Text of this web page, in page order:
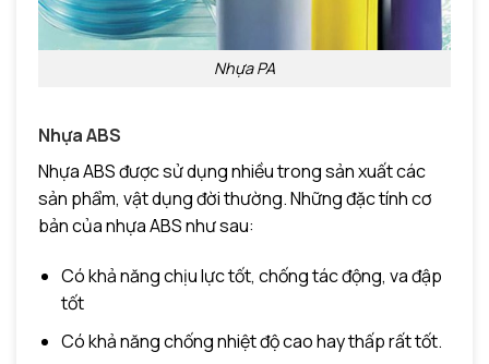
Nhựa PA
Nhựa ABS
Nhựa ABS được sử dụng nhiều trong sản xuất các
sản phẩm, vật dụng đời thường. Những đặc tính cơ
bản của nhựa ABS như sau:
Có khả năng chịu lực tốt, chống tác động, va đập
tốt
Có khả năng chống nhiệt độ cao hay thấp rất tốt.